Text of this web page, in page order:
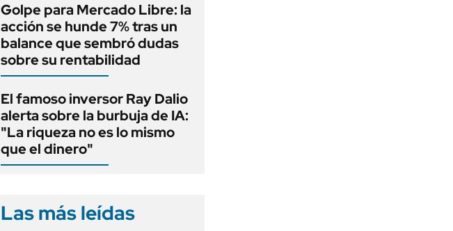
Golpe para Mercado Libre: la
acción se hunde 7% tras un
balance que sembró dudas
sobre su rentabilidad
El famoso inversor Ray Dalio
alerta sobre la burbuja de IA:
"La riqueza no es lo mismo
que el dinero"
Las más leídas